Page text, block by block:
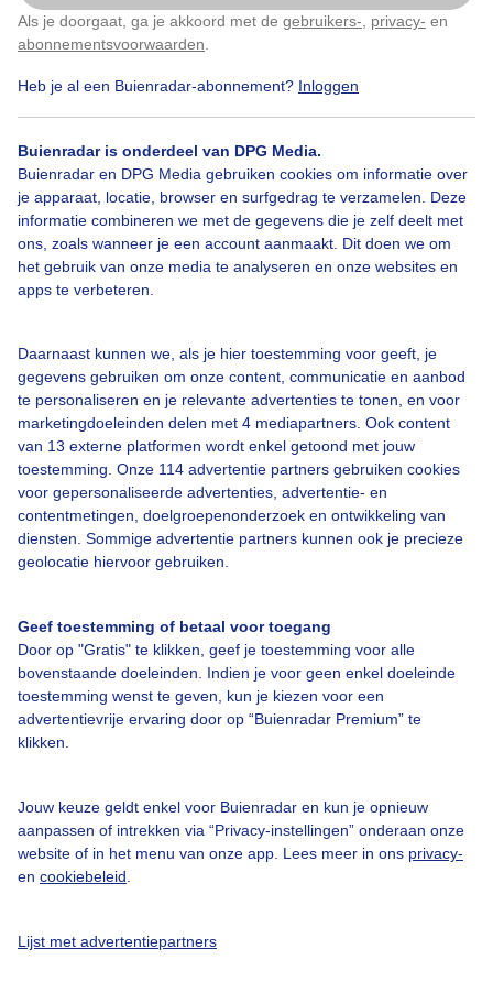
Als je doorgaat, ga je akkoord met de gebruikers- privacy- en
abonnementsvoorwaarden
Heb je al een Buienradar-abonnement? Inloggen
Buienradar is onderdeel van DPG Media.
Buienradar en DPG Media gebruiken cookies om informatie over
je apparaat, locatie, browser en surfgedrag te verzamelen. Deze
informatie combineren we met de gegevens die je zelf deelt met
ons, zoals wanneer je een account aanmaakt. Dit doen we om
het gebruik van onze media te analyseren en onze websites en
apps te verbeteren.
Daarnaast kunnen we, als je hier toestemming voor geeft, je
gegevens gebruiken om onze content, communicatie en aanbod
te personaliseren en je relevante advertenties te tonen, en voor
marketingdoeleinden delen met 4 mediapartners. Ook content
van 13 externe platformen wordt enkel getoond met jouw
toestemming. Onze 114 advertentie partners gebruiken cookies
voor gepersonaliseerde advertenties, advertentie- en
contentmetingen, doelgroepenonderzoek en ontwikkeling van
diensten. Sommige advertentie partners kunnen ook je precieze
geolocatie hiervoor gebruiken.
Geef toestemming of betaal voor toegang
Door op "Gratis" te klikken, geef je toestemming voor alle
bovenstaande doeleinden. Indien je voor geen enkel doeleinde
toestemming wenst te geven, kun je kiezen voor een
advertentievrije ervaring door op “Buienradar Premium” te
klikken.
Jouw keuze geldt enkel voor Buienradar en kun je opnieuw
aanpassen of intrekken via “Privacy-instellingen” onderaan onze
website of in het menu van onze app. Lees meer in ons privacy-
en cookiebeleid
Lijst met advertentiepartners
gaat de zon al bijna onder (het is nu 14:30u).
Sneeuw Winter
Bekijk slideshow
Bedrijfsgegevens
Veelgestelde vragen
Contact
Adverteren
Buienradar Team
Cookie beleid
Klik hierom dit aan te passen